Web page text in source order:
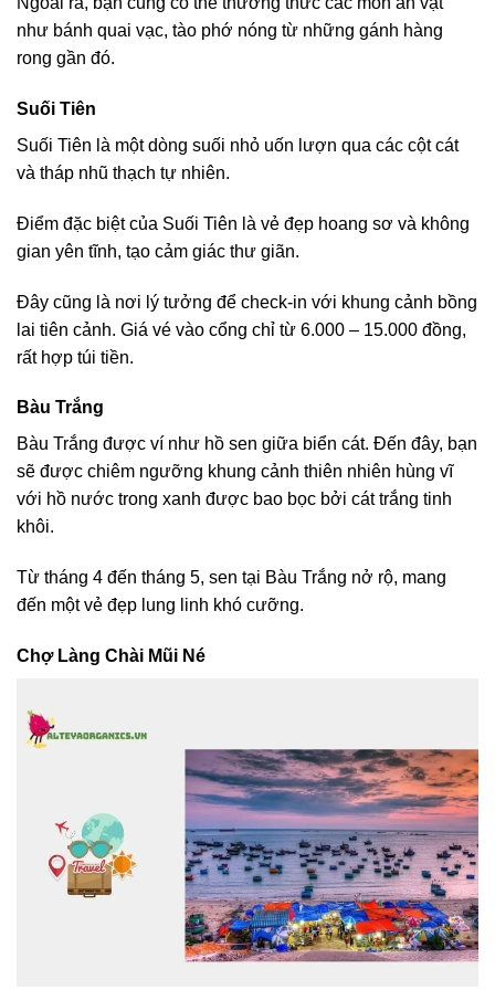
như bánh quai vạc, tào phớ nóng từ những gánh hàng
rong gần đó.
Suối Tiên
Suối Tiên là một dòng suối nhỏ uốn lượn qua các cột cát
và tháp nhũ thạch tự nhiên.
Điểm đặc biệt của Suối Tiên là vẻ đẹp hoang sơ và không
gian yên tĩnh, tạo cảm giác thư giãn.
Đây cũng là nơi lý tưởng để check-in với khung cảnh bồng
lai tiên cảnh. Giá vé vào cổng chỉ từ 6.000 – 15.000 đồng,
rất hợp túi tiền.
Bàu Trắng
Bàu Trắng được ví như hồ sen giữa biển cát. Đến đây, bạn
sẽ được chiêm ngưỡng khung cảnh thiên nhiên hùng vĩ
với hồ nước trong xanh được bao bọc bởi cát trắng tinh
khôi.
Từ tháng 4 đến tháng 5, sen tại Bàu Trắng nở rộ, mang
đến một vẻ đẹp lung linh khó cưỡng.
Chợ Làng Chài Mũi Né